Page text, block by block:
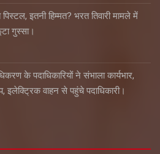
इतनी हिम्मत? भरत तिवारी मामले में
गुस्सा।
के पदाधिकारियों ने संभाला कार्यभार,
इलेक्ट्रिक वाहन से पहुंचे पदाधिकारी।